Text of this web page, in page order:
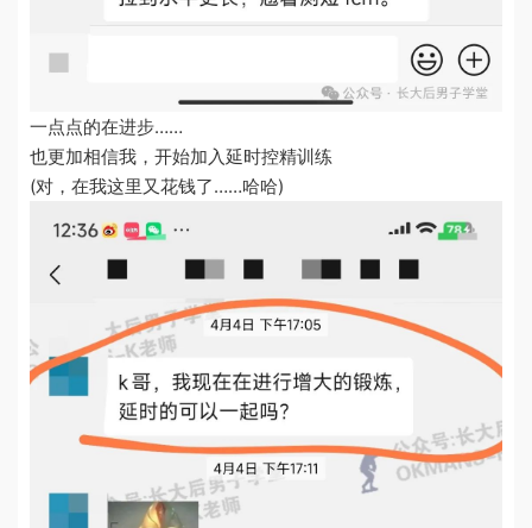
一点点的在进步……
也更加相信我，开始加入延时控精训练
(对，在我这里又花钱了……哈哈)